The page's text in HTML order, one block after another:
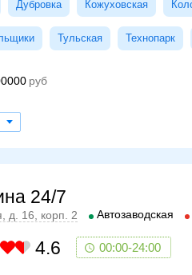
Дубровка Кожуховская
Тульская Технопарк
24/7
д. 16, корп. 2 Автозаводская
4.6 00:00-24:00